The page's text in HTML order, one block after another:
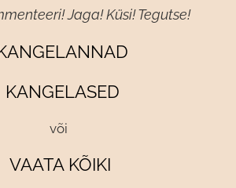
Jaga! Küsi! Tegutse!
KANGELASED
või
VAATA KÕIKI